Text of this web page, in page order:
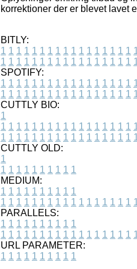
korrektioner der er blevet lavet
BITLY:
1 1 1 1 1 1 1 1 1 1 1 1 1 1 1 1 1
1 1 1 1 1 1 1 1 1 1 1 1 1 1 1 1 1
SPOTIFY:
1 1 1 1 1 1 1 1 1 1 1 1 1 1 1 1 1
1 1 1 1 1 1 1 1 1 1 1 1 1 1 1 1 1
CUTTLY BIO:
1
1 1 1 1 1 1 1 1 1 1 1 1 1 1 1 1 1
1 1 1 1 1 1 1 1 1 1 1 1 1 1 1 1 1
CUTTLY OLD:
1
1 1 1 1 1 1 1 1 1 1
MEDIUM:
1 1 1 1 1 1 1 1 1 1
1 1 1 1 1 1 1 1 1 1 1 1 1 1 1 1 1
PARALLELS:
1 1 1 1 1 1 1 1 1 1
1 1 1 1 1 1 1 1 1 1 1 1 1 1 1 1 1
URL PARAMETER:
1 1 1 1 1 1 1 1 1 1